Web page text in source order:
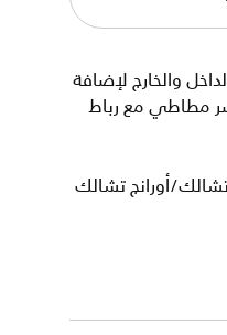
والخارج لإضافة
مطاطي مع رباط
تشالك/أورانج تشالك